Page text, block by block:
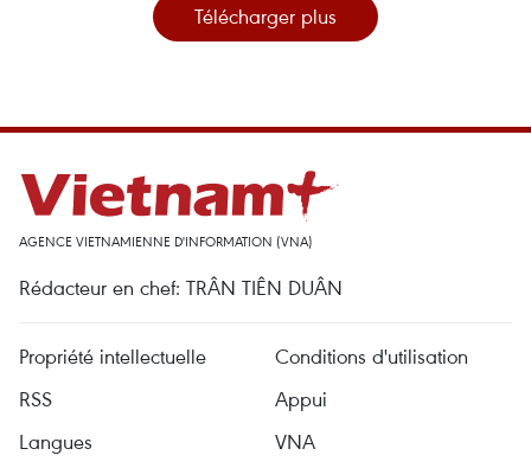
Télécharger plus
AGENCE VIETNAMIENNE D'INFORMATION (VNA)
Rédacteur en chef: TRÂN TIÊN DUÂN
Propriété intellectuelle
Conditions d'utilisation
RSS
Appui
Langues
VNA